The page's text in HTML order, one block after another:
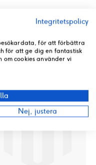
KATEGORI
Integritetspolicy
för att förbättra
för att ge dig en fantastisk
cookies använder vi
Nej, justera